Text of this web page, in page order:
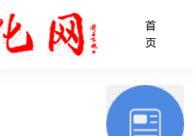
首
页